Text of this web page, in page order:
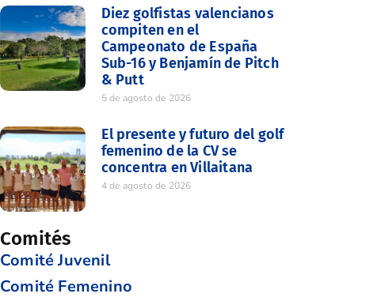
Diez golfistas valencianos
compiten en el
Campeonato de España
Sub-16 y Benjamín de Pitch
& Putt
5 de agosto de 2026
El presente y futuro del golf
femenino de la CV se
concentra en Villaitana
4 de agosto de 2026
Comités
Comité Juvenil
Comité Femenino